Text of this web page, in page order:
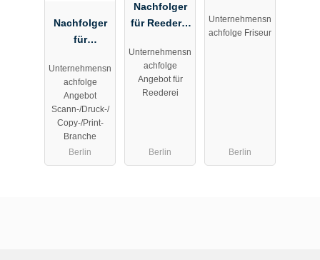
Nachfolger
für
Unternehme
n aus der
Scann-/Druc
k-/Copy-/Pri
nt-Branche
gesucht!
Unternehmensn
achfolge
Angebot
Scann-/Druck-/
Copy-/Print-
Branche
Berlin
Nachfolger
für Reederei
Fahrgastsch
iffen
gesucht
Unternehmensn
achfolge
Angebot für
Reederei
Berlin
etablierten
Friseursalon
Unternehmensn
achfolge Friseur
Berlin